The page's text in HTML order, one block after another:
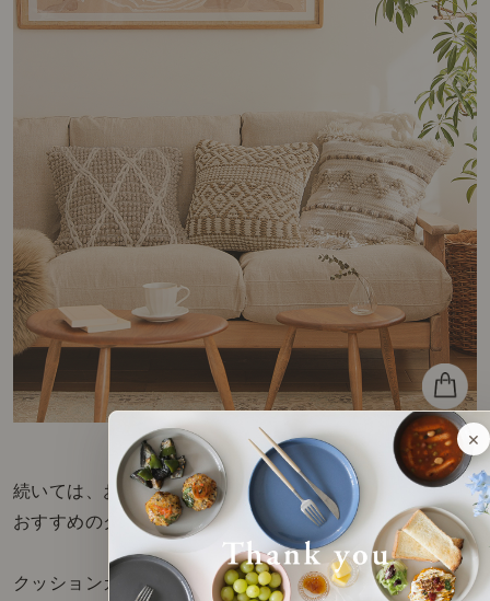
続いては、お部屋で季節感を楽しめる
おすすめのクッションカバーを5つご紹介します。
クッションカバーは、
×